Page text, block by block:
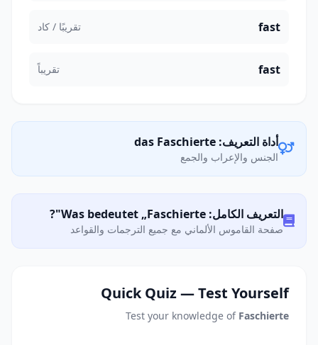
fast تقريبًا / كاد
fast تقريباً
أداة التعريف: das Faschierte
الجنس والإعراب والجمع
التعريف الكامل: Was bedeutet „Faschierte"?
صفحة القاموس الألماني مع جميع الترجمات والقواعد
Quick Quiz — Test Yourself
Test your knowledge of Faschierte